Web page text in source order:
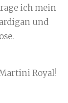
ich mein
und
Royal!